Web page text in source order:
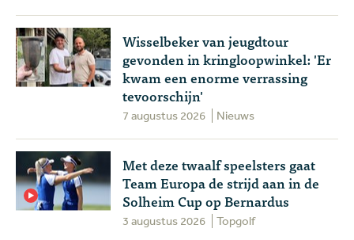
Wisselbeker van jeugdtour
gevonden in kringloopwinkel: 'Er
kwam een enorme verrassing
tevoorschijn'
7 augustus 2026 Nieuws
Met deze twaalf speelsters gaat
Team Europa de strijd aan in de
Solheim Cup op Bernardus
3 augustus 2026 Topgolf